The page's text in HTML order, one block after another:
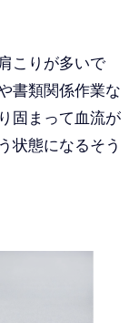
こりが多いで
書類関係作業な
固まって血流が
状態になるそう